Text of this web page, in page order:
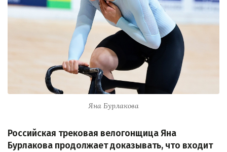
Яна Бурлакова
Российская трековая велогонщица Яна
Бурлакова продолжает доказывать, что входит